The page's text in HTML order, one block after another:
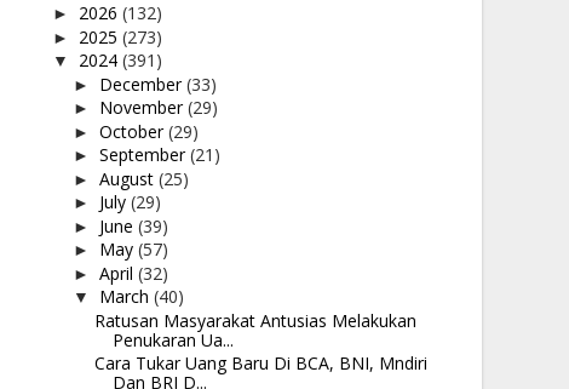
► 2026 (132)
► 2025 (273)
▼ 2024 (391)
► December(33)
► November(29)
► October(29)
► September(21)
► August (25)
► July (29)
► June (39)
► May (57)
► April (32)
▼ March (40)
Ratusan Masyarakat Antusias Melakukan
Penukaran Ua...
Cara Tukar Uang Baru Di BCA, BNI, Mndiri
Dan BRI D...